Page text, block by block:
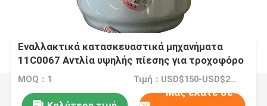
Εναλλακτικά κατασκευαστικά μηχανήματα
11C0067 Αντλία υψηλής πίεσης για τροχοφόρο
Liugong CLG856
MOQ：1 Τιμή：USD$150-USD$200
Μας ελάτε σε